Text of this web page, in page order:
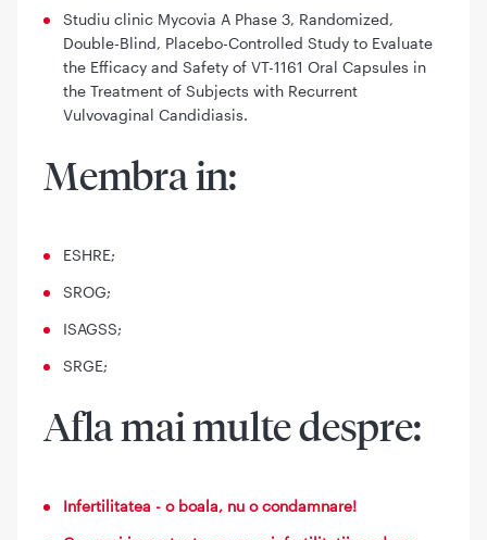
Studiu clinic Mycovia A Phase 3, Randomized,
Double-Blind, Placebo-Controlled Study to Evaluate
the Efficacy and Safety of VT-1161 Oral Capsules in
the Treatment of Subjects with Recurrent
Vulvovaginal Candidiasis.
Membra in:
ESHRE;
SROG;
ISAGSS;
SRGE;
Afla mai multe despre:
Infertilitatea - o boala, nu o condamnare!